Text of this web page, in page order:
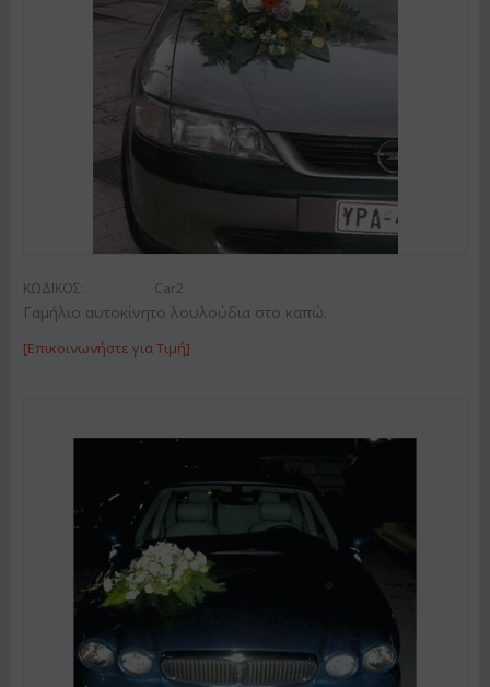
ΚΩΔΙΚΟΣ: Car2
Γαμήλιο αυτοκίνητο λουλούδια στο καπώ.
[Επικοινωνήστε για Τιμή]